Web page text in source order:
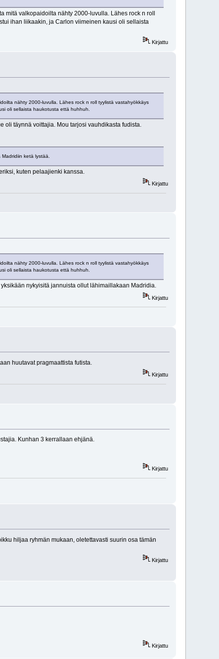
mitä valkopaidoilta nähty 2000-luvulla. Lähes rock n roll
ihan liikaakin, ja Carlon viimeinen kausi oli sellaista
Kirjattu
nähty 2000-luvulla. Lähes rock n roll tyylistä vastahyökkäys
oli sellaista haukotusta että huhhuh.
oli täynnä voittajia. Mou tarjosi vauhdikasta fudista.
ketä lystää.
kuten pelaajienki kanssa.
Kirjattu
nähty 2000-luvulla. Lähes rock n roll tyylistä vastahyökkäys
oli sellaista haukotusta että huhhuh.
nykyisitä jannuista ollut lähimaillakaan Madridia.
Kirjattu
huutavat pragmaattista futista.
Kirjattu
Kunhan 3 kerrallaan ehjänä.
Kirjattu
hiljaa ryhmän mukaan, oletettavasti suurin osa tämän
Kirjattu
Kirjattu